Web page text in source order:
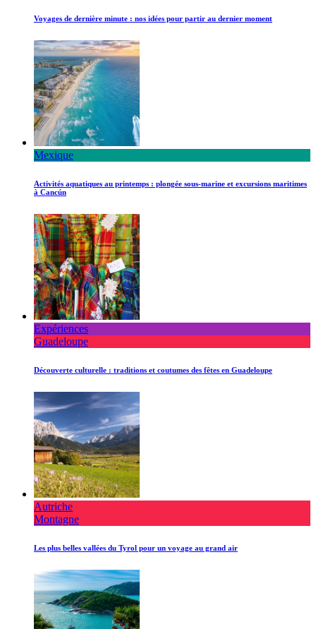
Voyages de dernière minute : nos idées pour partir au dernier moment
Mexique
Activités aquatiques au printemps : plongée sous-marine et excursions maritimes
à Cancún
Expériences
Guadeloupe
Découverte culturelle : traditions et coutumes des fêtes en Guadeloupe
Autriche
Montagne
Les plus belles vallées du Tyrol pour un voyage au grand air